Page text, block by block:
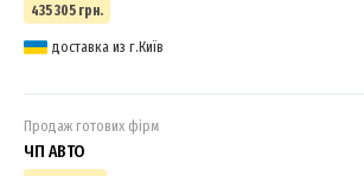
435 305 грн.
доставка из г.Київ
Продаж готових фірм
ЧП АВТО